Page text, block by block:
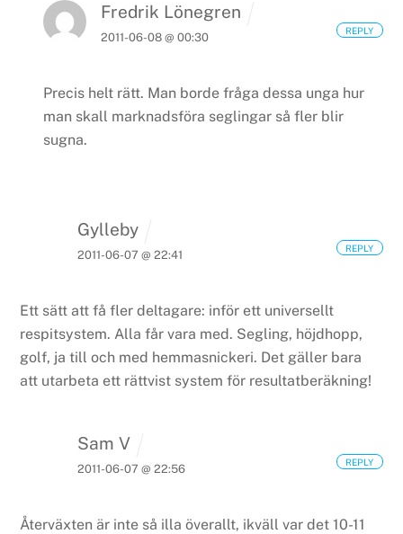
Fredrik Lönegren
2011-06-08 @ 00:30
Precis helt rätt. Man borde fråga dessa unga hur
man skall marknadsföra seglingar så fler blir
sugna.
REPLY
Gylleby
2011-06-07 @ 22:41
Ett sätt att få fler deltagare: inför ett universellt
respitsystem. Alla får vara med. Segling, höjdhopp,
golf, ja till och med hemmasnickeri. Det gäller bara
att utarbeta ett rättvist system för resultatberäkning!
REPLY
Sam V
2011-06-07 @ 22:56
Återväxten är inte så illa överallt, ikväll var det 10-11
REPLY